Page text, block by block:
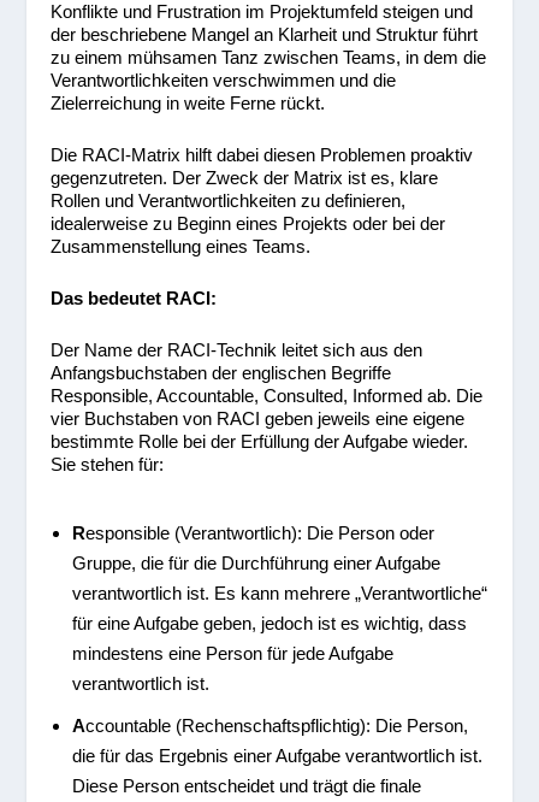
Konflikte und Frustration im Projektumfeld steigen und
der beschriebene Mangel an Klarheit und Struktur führt
zu einem mühsamen Tanz zwischen Teams, in dem die
Verantwortlichkeiten verschwimmen und die
Zielerreichung in weite Ferne rückt.
Die RACI-Matrix hilft dabei diesen Problemen proaktiv
gegenzutreten. Der Zweck der Matrix ist es, klare
Rollen und Verantwortlichkeiten zu definieren,
idealerweise zu Beginn eines Projekts oder bei der
Zusammenstellung eines Teams.
Das bedeutet RACI:
Der Name der RACI-Technik leitet sich aus den
Anfangsbuchstaben der englischen Begriffe
Responsible, Accountable, Consulted, Informed ab. Die
vier Buchstaben von RACI geben jeweils eine eigene
bestimmte Rolle bei der Erfüllung der Aufgabe wieder.
Sie stehen für:
Responsible (Verantwortlich): Die Person oder
Gruppe, die für die Durchführung einer Aufgabe
verantwortlich ist. Es kann mehrere „Verantwortliche“
für eine Aufgabe geben, jedoch ist es wichtig, dass
mindestens eine Person für jede Aufgabe
verantwortlich ist.
Accountable (Rechenschaftspflichtig): Die Person,
die für das Ergebnis einer Aufgabe verantwortlich ist.
Diese Person entscheidet und trägt die finale